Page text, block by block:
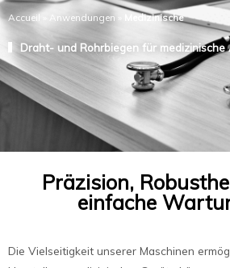
Accueil Anwendungen Medizinische
Draht- und Rohrbiegen für
Präzision,
einfache
Die Vielseitigkeit unserer Maschinen